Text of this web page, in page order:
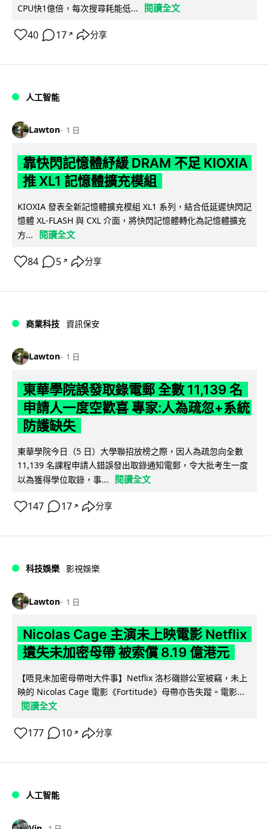
CPU快1億倍，每次搜尋耗能低... 閱讀全文
40 17 ↗ 分享
人工智能
Lawton 1 日
靠快閃記憶體紓緩 DRAM 不足 KIOXIA
推 XL1 記憶體擴充模組
KIOXIA 發表全新記憶體擴充模組 XL1 系列，結合低延遲快閃記
憶體 XL-FLASH 與 CXL 介面，將快閃記憶體轉化為記憶體擴充
方...
閱讀全文
84 5 ↗ 分享
商業科技 資訊保安
Lawton 1 日
東華學院誤發取錄電郵 全數 11,139 名
申請人一度空歡喜 專家:人為疏忽+系統
防護缺失
東華學院今日（5 日）大學聯招放榜之際，因人為疏忽向全數
11,139 名課程申請人錯誤發出取錄通知電郵，令大批考生一度
以為獲得學位取錄，事...
閱讀全文
147 17 ↗ 分享
科技娛樂 影視娛樂
Lawton 1 日
Nicolas Cage 主演未上映電影 Netflix
遺失未加密母帶 被索償 8.19 億港元
【唔見未加密母帶咁大件事】Netflix 洛杉磯辦公室被竊，未上
映的 Nicolas Cage 電影《Fortitude》母帶亦告失蹤。電影...
閱讀全文
177 10 ↗ 分享
人工智能